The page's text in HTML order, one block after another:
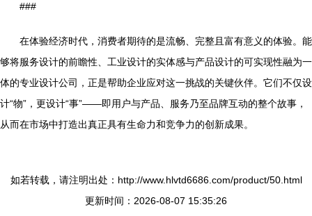
###
在体验经济时代，消费者期待的是流畅、完整且富有意义的体验。能
够将服务设计的前瞻性、工业设计的实体感与产品设计的可实现性融为一
体的专业设计公司，正是帮助企业应对这一挑战的关键伙伴。它们不仅设
计“物”，更设计“事”——即用户与产品、服务乃至品牌互动的整个故事，
从而在市场中打造出真正具有生命力和竞争力的创新成果。
如若转载，请注明出处：http://www.hlvtd6686.com/product/50.html
更新时间：2026-08-07 15:35:26